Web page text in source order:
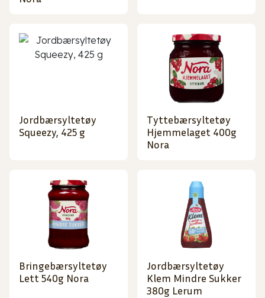
Jordbærsyltetøy
Squeezy, 425 g
Tyttebærsyltetøy
Hjemmelaget 400g
Nora
Bringebærsyltetøy
Lett 540g Nora
Jordbærsyltetøy
Klem Mindre Sukker
380g Lerum